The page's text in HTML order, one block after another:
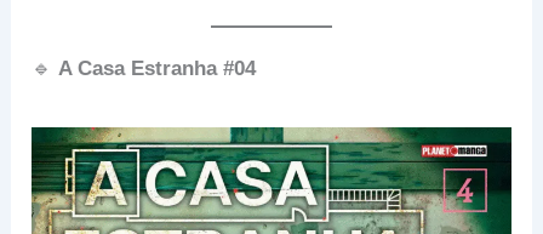
🔹 A Casa Estranha #04